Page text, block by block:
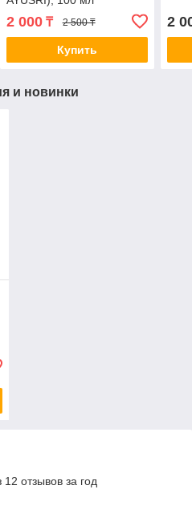
2 000₸ 2 500 ₸
Купить
2
и новинки
отзывов за год